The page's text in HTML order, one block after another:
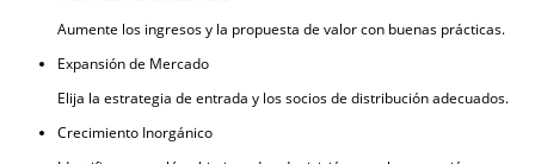
Aumente los ingresos y la propuesta de valor con buenas prácticas.
Expansión de Mercado
Elija la estrategia de entrada y los socios de distribución adecuados.
Crecimiento Inorgánico